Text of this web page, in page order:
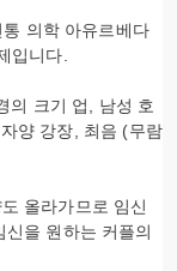
의학 아유르베다
입니다.
의 크기 업, 남성 호
양 강장, 최음 (무람
올라가므로 임신
을 원하는 커플의